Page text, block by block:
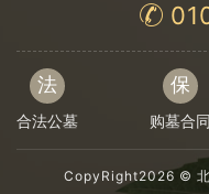
法
合法公墓
保
购墓合同
CopyRight2026 ©